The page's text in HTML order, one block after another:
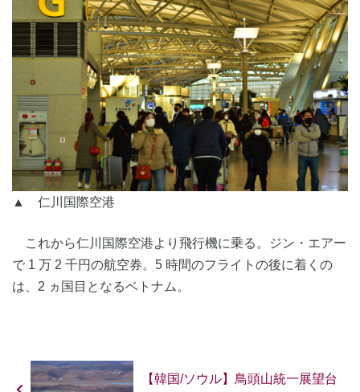
▲ 仁川国際空港
これから仁川国際空港より飛行機に乗る。ジン・エアー
で 1 万 2 千円の航空券。5 時間のフライトの後に着くの
は、2 ヵ国目となるベトナム。
【韓国/ソウル】鳥頭山統一展望台